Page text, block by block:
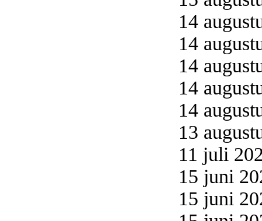
14
14
14
14
14
13
11 juli
15 juni
15 juni